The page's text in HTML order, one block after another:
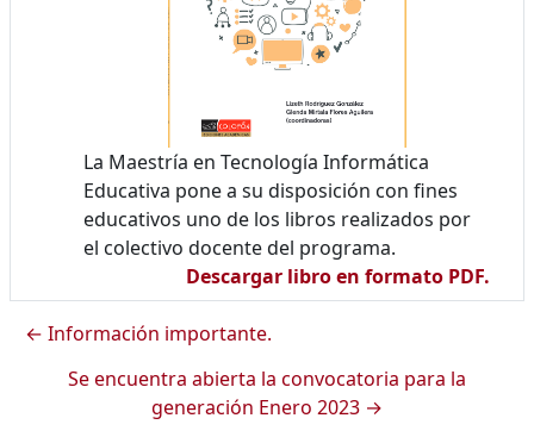
La Maestría en Tecnología Informática
Educativa pone a su disposición con fines
educativos uno de los libros realizados por
el colectivo docente del programa.
Descargar libro en formato PDF.
← Información importante.
Se encuentra abierta la convocatoria para la
generación Enero 2023 →